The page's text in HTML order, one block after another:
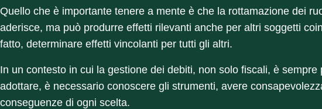
Quello che è importante tenere a mente è che la rottamazione dei
aderisce, ma può produrre effetti rilevanti anche per altri soggetti
fatto, determinare effetti vincolanti per tutti gli altri.
In un contesto in cui la gestione dei debiti, non solo fiscali, è
adottare, è necessario conoscere gli strumenti, avere
conseguenze di ogni scelta.